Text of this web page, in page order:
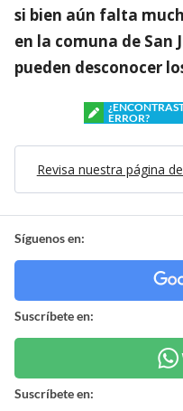
si bien aún falta
en la comuna de San
pueden desconocer
ERROR?
Revisa nuestra página
Síguenos en:
Suscríbete en:
Suscríbete en: